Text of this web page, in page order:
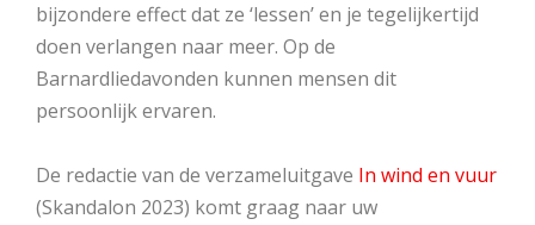
bijzondere effect dat ze ‘lessen’ en je tegelijkertijd
doen verlangen naar meer. Op de
Barnardliedavonden kunnen mensen dit
persoonlijk ervaren.
De redactie van de verzameluitgave In wind en vuur
(Skandalon 2023) komt graag naar uw